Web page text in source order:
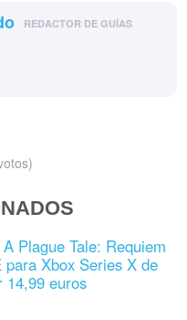
REDACTOR DE GUÍAS
Plague Tale: Requiem
para Xbox Series X de
14,99 euros